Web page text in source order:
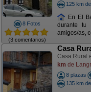
8 Fotos
(3 comentarios)
125 km
En El
durante tu
amigos/as,
Casa
Casa Rural
km de
8 plazas
135 km